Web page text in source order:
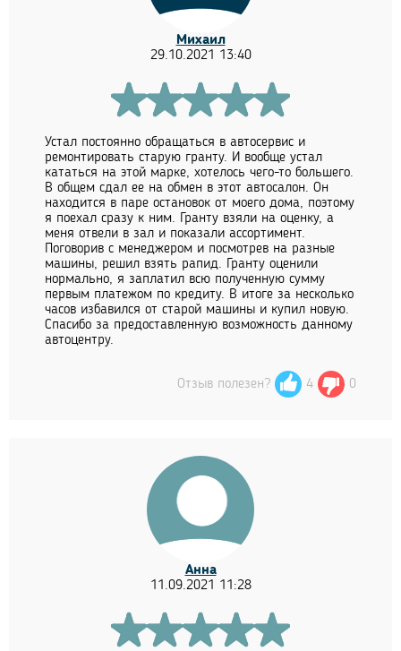
Михаил
29.10.2021 13:40
Устал постоянно обращаться в автосервис и
ремонтировать старую гранту. И вообще устал
кататься на этой марке, хотелось чего-то большего.
В общем сдал ее на обмен в этот автосалон. Он
находится в паре остановок от моего дома, поэтому
я поехал сразу к ним. Гранту взяли на оценку, а
меня отвели в зал и показали ассортимент.
Поговорив с менеджером и посмотрев на разные
машины, решил взять рапид. Гранту оценили
нормально, я заплатил всю полученную сумму
первым платежом по кредиту. В итоге за несколько
часов избавился от старой машины и купил новую.
Спасибо за предоставленную возможность данному
автоцентру.
Отзыв полезен? 4 0
Анна
11.09.2021 11:28